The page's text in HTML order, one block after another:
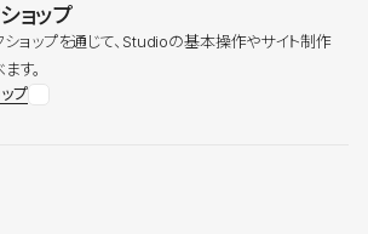
ョップ
ョップを通じて、Studioの基本操作やサイト制作
す。
プ